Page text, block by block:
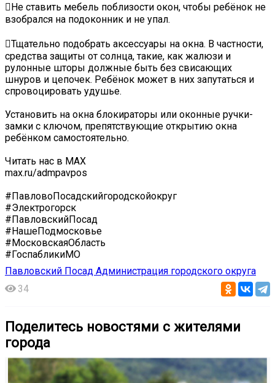
Не ставить мебель поблизости окон, чтобы ребёнок не
взобрался на подоконник и не упал.
Тщательно подобрать аксессуары на окна. В частности,
средства защиты от солнца, такие, как жалюзи и
рулонные шторы должные быть без свисающих
шнуров и цепочек. Ребёнок может в них запутаться и
спровоцировать удушье.
Установить на окна блокираторы или оконные ручки-
замки с ключом, препятствующие открытию окна
ребёнком самостоятельно.
Читать нас в MAX
max.ru/admpavpos
#ПавловоПосадскийгородскойокруг
#Электрогорск
#ПавловскийПосад
#НашеПодмосковье
#МосковскаяОбласть
#ГоспабликиМО
Павловский Посад Администрация городского округа
34
Поделитесь новостями с жителями
города